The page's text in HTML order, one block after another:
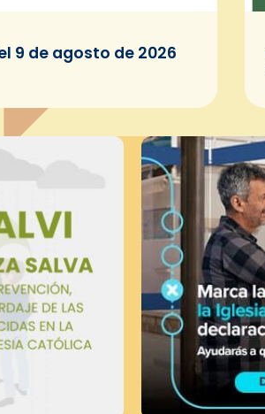
9 de agosto de 2026